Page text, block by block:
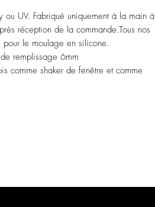
UV. Fabriqué uniquement à la main à
réception de la commande.Tous nos
le moulage en silicone.
remplissage 6mm
comme shaker de fenêtre et comme